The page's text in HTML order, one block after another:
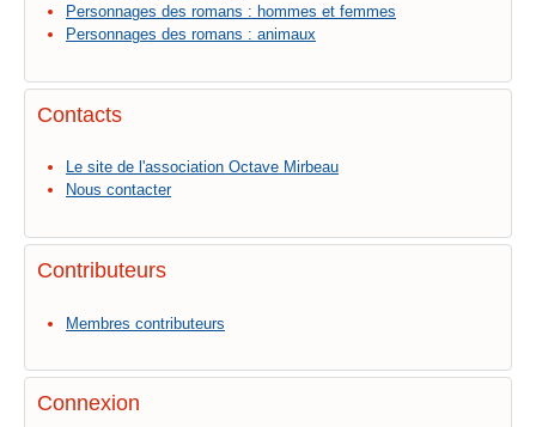
Personnages des romans : hommes et femmes
Personnages des romans : animaux
Contacts
Le site de l'association Octave Mirbeau
Nous contacter
Contributeurs
Membres contributeurs
Connexion